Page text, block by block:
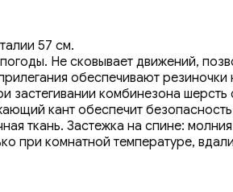
57 см.
Не сковывает движений,
обеспечивают
комбинезона
кант обеспечит
ткань. Застежка на спине:
при комнатной температуре,